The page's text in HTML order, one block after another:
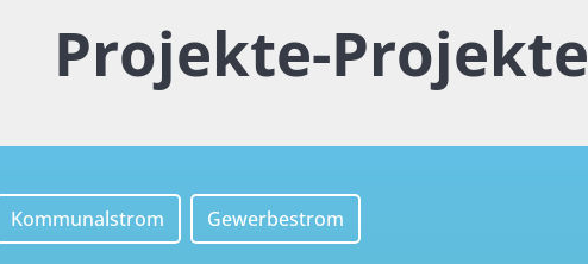
Projekte-Projekte
Kommunalstrom Gewerbestrom